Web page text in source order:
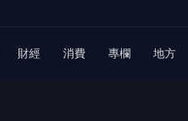
財經 消費 專欄 地方